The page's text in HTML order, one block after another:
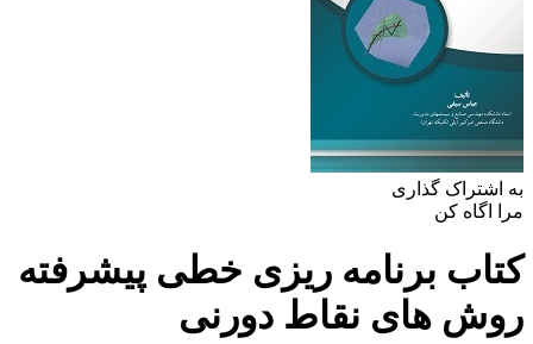
به اشتراک گذاری
مرا اگاه کن
کتاب برنامه ریزی خطی پیشرفته
روش های نقاط دورنی